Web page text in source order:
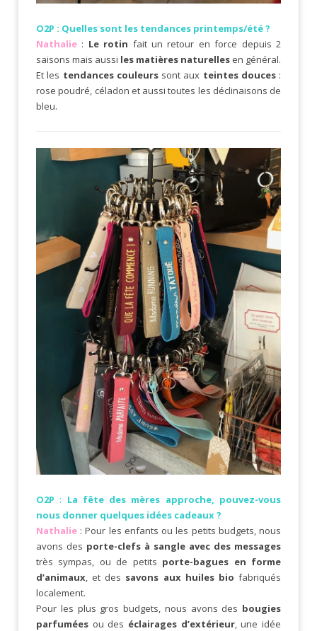
O2P : Quelles sont les tendances printemps/été ?
Nathalie : Le rotin fait un retour en force depuis 2
saisons mais aussi les matières naturelles en général.
Et les tendances couleurssont aux teintes douces:
rose poudré, céladon et aussi toutes les déclinaisons de
bleu.
O2P : La fête des mères approche, pouvez-vous
nous donner quelques idées cadeaux ?
Nathalie : Pour les enfants ou les petits budgets, nous
avons des porte-clefs à sangle avec des messages
très sympas, ou de petits porte-bagues en forme
d’animaux, et des savons aux huiles bio fabriqués
localement.
Pour les plus gros budgets, nous avons des bougies
parfumées ou des éclairages d’extérieur, une idée